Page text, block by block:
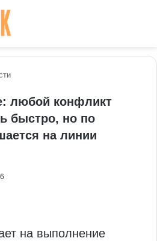
любой конфликт
быстро, но по
на линии
на выполнение